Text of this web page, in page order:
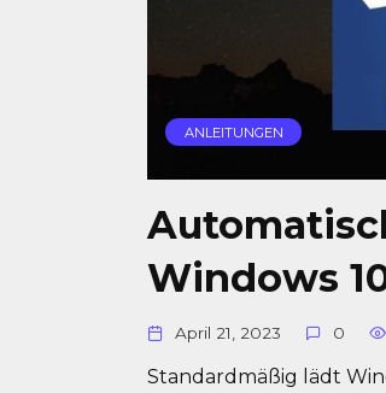
ANLEITUNGEN
Windows
April 21, 2023 0
Standardmäßig lädt